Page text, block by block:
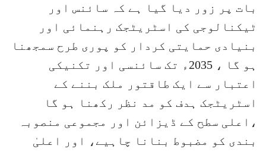
بات پر زور دیا گیا ہے کہ سائنس اور
ٹیکنالوجی کی اسٹریٹجک رہنمائی اور
بنیادی حمایتی کردار کو پوری طرح سمجھنا
ہو گا ، 2035ء تک سائنسی اور تکنیکی
اعتبار سے ایک طاقتور ملک بننے کے
اسٹریٹجک ہدف کو مد نظر رکھنا ہو گا
،اعلی سطح کے ڈیزائن اور مجموعی منصوبہ
بندی کو مضبوط بنانا چاہیے، اور اعلیٰ